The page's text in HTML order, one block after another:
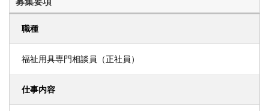
職種
福祉用具専門相談員（正社員）
仕事内容